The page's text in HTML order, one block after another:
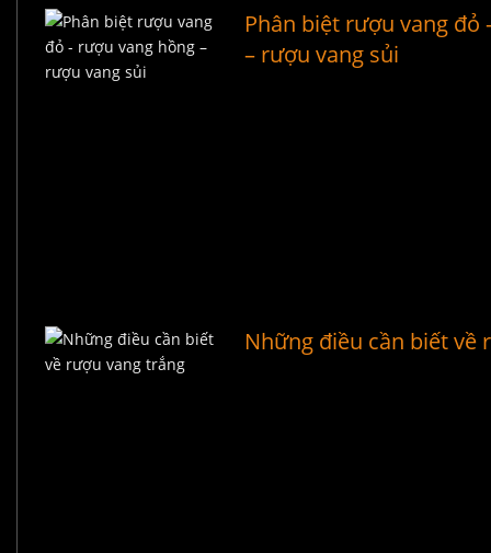
Phân biệt rượu vang đỏ
– rượu vang sủi
Những điều cần biết về